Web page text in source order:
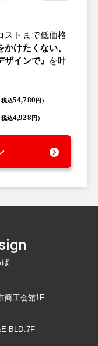
ストまで低価格
かけたくない、
インで』 を叶
税込54,780 円）
税込4,928 円）
ば
商工会館1F
BLD.7F